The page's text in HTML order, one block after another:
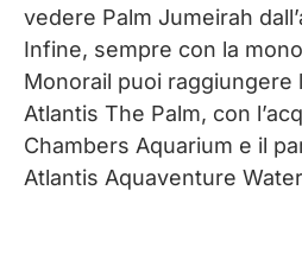
vedere Palm Jumeirah
Infine, sempre con la
Monorail puoi raggiungere
Atlantis The Palm, con
Chambers Aquarium e il
Atlantis Aquaventure